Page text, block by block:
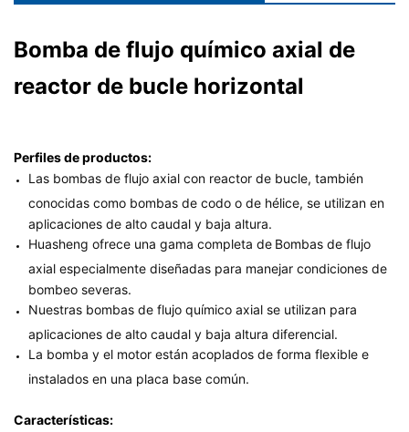
Bomba de flujo químico axial de
reactor de bucle horizontal
Perfiles de productos:
Las bombas de flujo axial con reactor de bucle, también
conocidas como bombas de codo o de hélice, se utilizan en
aplicaciones de alto caudal y baja altura.
Huasheng ofrece una gama completa de Bombas de flujo
axial especialmente diseñadas para manejar condiciones de
bombeo severas.
Nuestras bombas de flujo químico axial se utilizan para
aplicaciones de alto caudal y baja altura diferencial.
La bomba y el motor están acoplados de forma flexible e
instalados en una placa base común.
Características: